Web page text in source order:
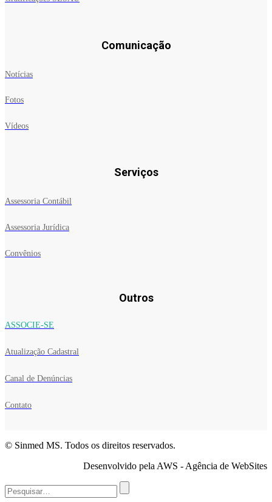
Comunicação
Notícias
Fotos
Vídeos
Serviços
Assessoria Contábil
Assessoria Jurídica
Convênios
Outros
ASSOCIE-SE
Atualização Cadastral
Canal de Denúncias
Contato
© Sinmed MS. Todos os direitos reservados.
Desenvolvido pela AWS - Agência de WebSites